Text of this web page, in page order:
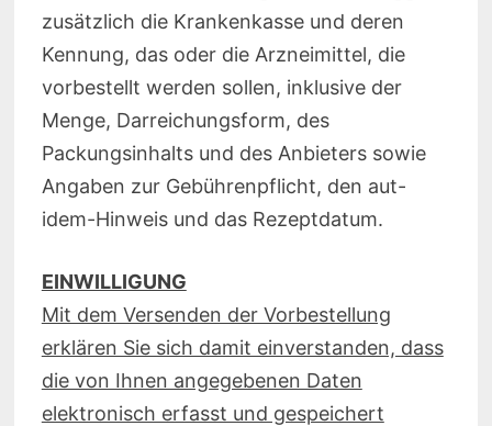
zusätzlich die Krankenkasse und deren
Kennung, das oder die Arzneimittel, die
vorbestellt werden sollen, inklusive der
Menge, Darreichungsform, des
Packungsinhalts und des Anbieters sowie
Angaben zur Gebührenpflicht, den aut-
idem-Hinweis und das Rezeptdatum.
EINWILLIGUNG
Mit dem Versenden der Vorbestellung
erklären Sie sich damit einverstanden, dass
die von Ihnen angegebenen Daten
elektronisch erfasst und gespeichert